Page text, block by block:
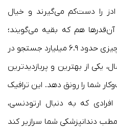
را دست‌کم می‌گیرند و خیال
آن‌قدرها هم که بقیه می‌گویند؛
معرکه و عالی باشد. گوگل ادز با چیزی حدود ۶.۹ میلیارد جستجو در
سال، یکی از بهترین و پربازدیدترین
شما را رونق دهد. این ترافیک
که به دنبال ارتودنسی،
دندانپزشکی شما سرازیر کند